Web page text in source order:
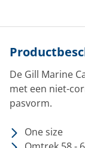
De Gill Marine
met een niet-
pasvorm.
One size